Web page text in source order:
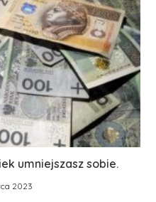
umniejszasz sobie.
2023